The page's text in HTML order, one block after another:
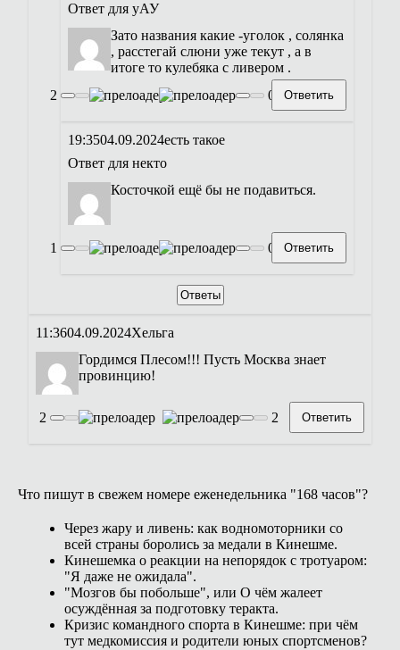
Ответ для уАУ
Зато названия какие -уголок , солянка
, расстегай слюни уже текут , а в
итоге то кулебяка с ливером .
2
0 Ответить
19:3504.09.2024есть такое
Ответ для некто
Косточкой ещё бы не подавиться.
1 0 Ответить
Ответы
11:3604.09.2024Хельга
Гордимся Плесом!!! Пусть Москва знает
провинцию!
2 2 Ответить
Что пишут в свежем номере еженедельника "168 часов"?
Через жару и ливень: как водномоторники со
всей страны боролись за медали в Кинешме.
Кинешемка о реакции на непорядок с тротуаром:
"Я даже не ожидала".
"Мозгов бы побольше", или О чём жалеет
осуждённая за подготовку теракта.
Кризис командного спорта в Кинешме: при чём
тут медкомиссия и родители юных спортсменов?